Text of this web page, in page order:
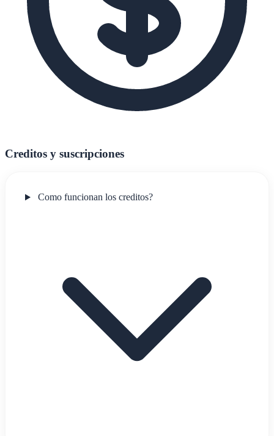
Creditos y suscripciones
Como funcionan los creditos?